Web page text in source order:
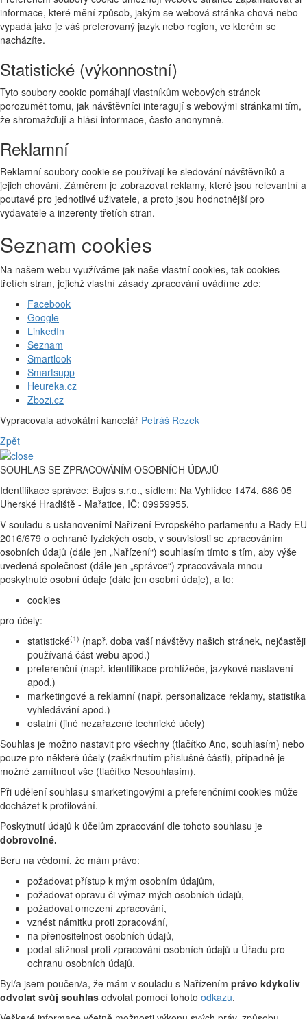
informace, které mění způsob, jakým se webová stránka chová nebo
vypadá jako je váš preferovaný jazyk nebo region, ve kterém se
nacházíte.
Statistické (výkonnostní)
Tyto soubory cookie pomáhají vlastníkům webových stránek
porozumět tomu, jak návštěvníci interagují s webovými stránkami tím,
že shromažďují a hlásí informace, často anonymně.
Reklamní
Reklamní soubory cookie se používají ke sledování návštěvníků a
jejich chování. Záměrem je zobrazovat reklamy, které jsou relevantní a
poutavé pro jednotlivé uživatele, a proto jsou hodnotnější pro
vydavatele a inzerenty třetích stran.
Seznam cookies
Na našem webu využíváme jak naše vlastní cookies, tak cookies
třetích stran, jejichž vlastní zásady zpracování uvádíme zde:
Facebook
Google
LinkedIn
Seznam
Smartlook
Smartsupp
Heureka.cz
Zbozi.cz
Vypracovala advokátní kancelář Petráš Rezek
Zpět
SOUHLAS SE ZPRACOVÁNÍM OSOBNÍCH ÚDAJŮ
Identifikace správce: Bujos s.r.o., sídlem: Na Vyhlídce 1474, 686 05
Uherské Hradiště - Mařatice, IČ: 09959955.
V souladu s ustanoveními Nařízení Evropského parlamentu a Rady EU
2016/679 o ochraně fyzických osob, v souvislosti se zpracováním
osobních údajů (dále jen „Nařízení“) souhlasím tímto s tím, aby výše
uvedená společnost (dále jen „správce“) zpracovávala mnou
poskytnuté osobní údaje (dále jen osobní údaje), a to:
cookies
pro účely:
statistické(1) (např. doba vaší návštěvy našich stránek, nejčastěji
používaná část webu apod.)
preferenční (např. identifikace prohlížeče, jazykové nastavení
apod.)
marketingové a reklamní (např. personalizace reklamy, statistika
vyhledávání apod.)
ostatní (jiné nezařazené technické účely)
Souhlas je možno nastavit pro všechny (tlačítko Ano, souhlasím) nebo
pouze pro některé účely (zaškrtnutím příslušné části), případně je
možné zamítnout vše (tlačítko Nesouhlasím).
Při udělení souhlasu smarketingovými a preferenčními cookies může
docházet k profilování.
Poskytnutí údajů k účelům zpracování dle tohoto souhlasu je
dobrovolné.
Beru na vědomí, že mám právo:
požadovat přístup k mým osobním údajům,
požadovat opravu či výmaz mých osobních údajů,
požadovat omezení zpracování,
vznést námitku proti zpracování,
na přenositelnost osobních údajů,
podat stížnost proti zpracování osobních údajů u Úřadu pro
ochranu osobních údajů.
Byl/a jsem poučen/a, že mám v souladu s Nařízením právo kdykoliv
odvolat svůj souhlas odvolat pomocí tohoto odkazu.